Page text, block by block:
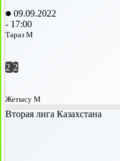
09.09.2022
- 17:00
Тараз М
2 2
Жетысу М
Вторая лига Казахстана